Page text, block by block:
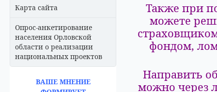
Карта сайта
Опрос-анкетирование
населения Орловской
области о реализации
национальных проектов
ВАШЕ МНЕНИЕ
Также при
можете
фондом,
Направить
можно через